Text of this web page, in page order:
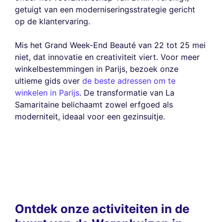
getuigt van een moderniseringsstrategie gericht
op de klantervaring.
Mis het Grand Week-End Beauté van 22 tot 25 mei
niet, dat innovatie en creativiteit viert. Voor meer
winkelbestemmingen in Parijs, bezoek onze
ultieme gids over de beste adressen om te
winkelen in Parijs. De transformatie van La
Samaritaine belichaamt zowel erfgoed als
moderniteit, ideaal voor een gezinsuitje.
Ontdek onze activiteiten in de